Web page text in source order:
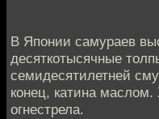
В Японии самураев
десяткотысячные
семидесятилетней
конец, катина
огнестрела.